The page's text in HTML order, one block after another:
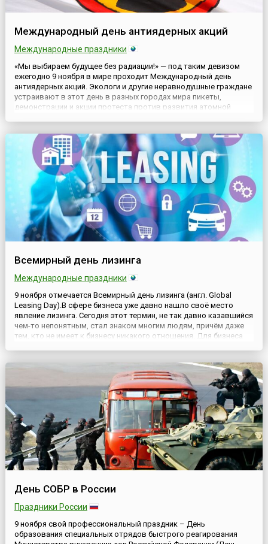
Международный день антиядерных акций
Международные праздники
«Мы выбираем будущее без радиации!» — под таким девизом
ежегодно 9 ноября в мире проходит Международный день
антиядерных акций. Экологи и другие неравнодушные граждане
устраивают в этот день в разных городах мира пикеты,
демонстрации и акции протеста против развития атомной
устанавливают...
Всемирный день лизинга
Международные праздники
9 ноября отмечается Всемирный день лизинга (англ. Global
Leasing Day).В сфере бизнеса уже давно нашло своё место
явление лизинга. Сегодня этот термин, не так давно казавшийся
чем-то непонятным, стал знаком многим людям, причём даже
тем, кто не имеет к бизнесу никакого отношения. Для бизнеса
День СОБР в России
Праздники России
9 ноября свой профессиональный праздник – День
образования специальных отрядов быстрого реагирования